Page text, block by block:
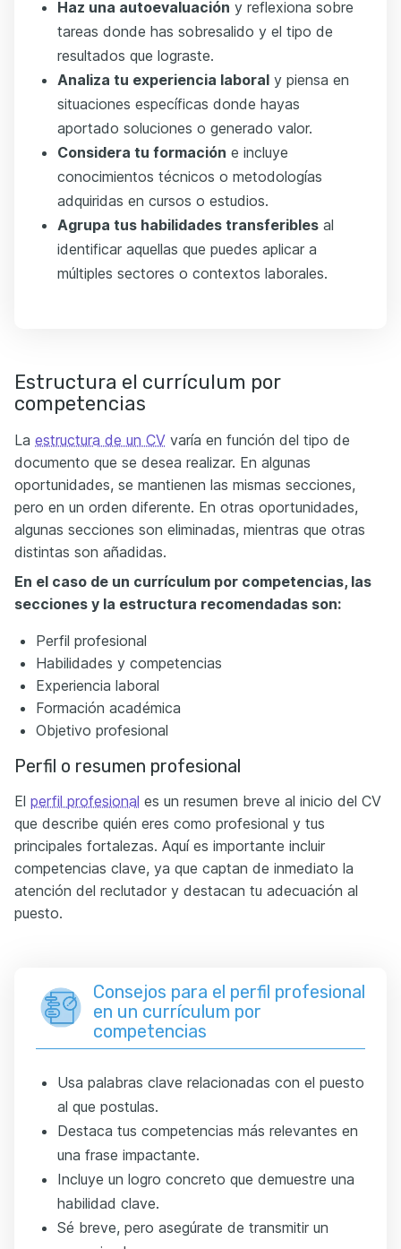
Haz una autoevaluación y reflexiona sobre
tareas donde has sobresalido y el tipo de
resultados que lograste.
Analiza tu experiencia laboral y piensa en
situaciones específicas donde hayas
aportado soluciones o generado valor.
Considera tu formación e incluye
conocimientos técnicos o metodologías
adquiridas en cursos o estudios.
Agrupa tus habilidades transferibles al
identificar aquellas que puedes aplicar a
múltiples sectores o contextos laborales.
Estructura el currículum por
competencias
La estructura de un CV varía en función del tipo de
documento que se desea realizar. En algunas
oportunidades, se mantienen las mismas secciones,
pero en un orden diferente. En otras oportunidades,
algunas secciones son eliminadas, mientras que otras
distintas son añadidas.
En el caso de un currículum por competencias, las
secciones y la estructura recomendadas son:
Perfil profesional
Habilidades y competencias
Experiencia laboral
Formación académica
Objetivo profesional
Perfil o resumen profesional
El perfil profesional es un resumen breve al inicio del CV
que describe quién eres como profesional y tus
principales fortalezas. Aquí es importante incluir
competencias clave, ya que captan de inmediato la
atención del reclutador y destacan tu adecuación al
puesto.
Consejos para el perfil profesional
en un currículum por
competencias
Usa palabras clave relacionadas con el puesto
al que postulas.
Destaca tus competencias más relevantes en
una frase impactante.
Incluye un logro concreto que demuestre una
habilidad clave.
Sé breve, pero asegúrate de transmitir un